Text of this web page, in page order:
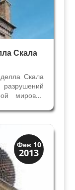
Скала
Скала
разрушений
мировой
церкви с
Фев 10
2013